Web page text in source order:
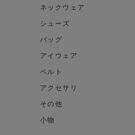
ネックウェア
シューズ
バッグ
アイウェア
ベルト
アクセサリ
その他
小物